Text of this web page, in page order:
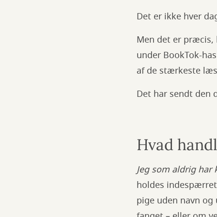
Det er ikke hver
Men det er
under BookTok-
af de stærkeste
Det har sendt den
Hvad
Jeg som aldrig
holdes
pige uden navn